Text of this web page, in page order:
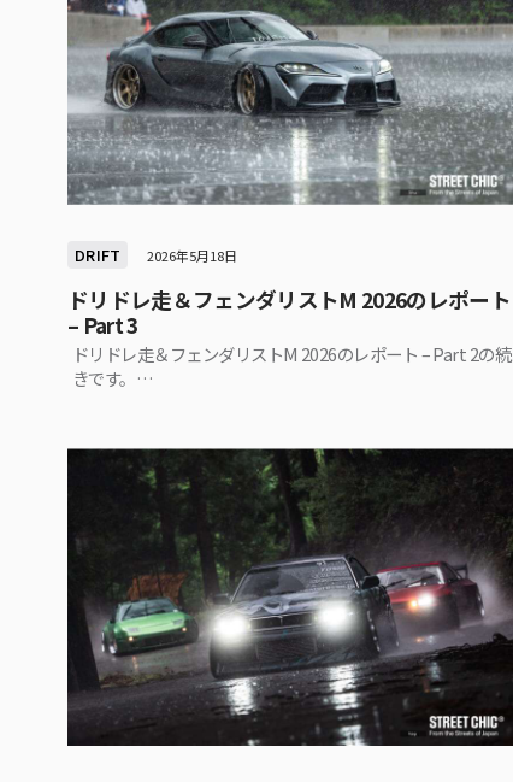
DRIFT 2026年5月18日
ドリドレ走＆フェンダリストM 2026のレポート
– Part 3
ドリドレ走＆フェンダリストM 2026のレポート – Part 2の続
きです。…